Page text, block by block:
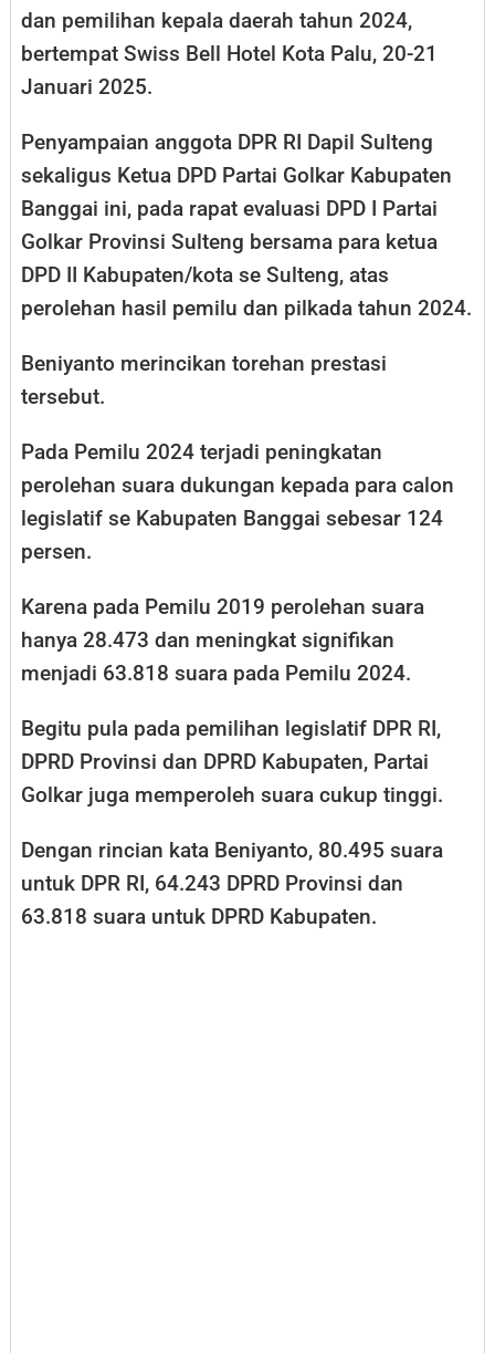
dan pemilihan kepala daerah tahun 2024,
bertempat Swiss Bell Hotel Kota Palu, 20-21
Januari 2025.
Penyampaian anggota DPR RI Dapil Sulteng
sekaligus Ketua DPD Partai Golkar Kabupaten
Banggai ini, pada rapat evaluasi DPD I Partai
Golkar Provinsi Sulteng bersama para ketua
DPD II Kabupaten/kota se Sulteng, atas
perolehan hasil pemilu dan pilkada tahun 2024.
Beniyanto merincikan torehan prestasi
tersebut.
Pada Pemilu 2024 terjadi peningkatan
perolehan suara dukungan kepada para calon
legislatif se Kabupaten Banggai sebesar 124
persen.
Karena pada Pemilu 2019 perolehan suara
hanya 28.473 dan meningkat signifikan
menjadi 63.818 suara pada Pemilu 2024.
Begitu pula pada pemilihan legislatif DPR RI,
DPRD Provinsi dan DPRD Kabupaten, Partai
Golkar juga memperoleh suara cukup tinggi.
Dengan rincian kata Beniyanto, 80.495 suara
untuk DPR RI, 64.243 DPRD Provinsi dan
63.818 suara untuk DPRD Kabupaten.